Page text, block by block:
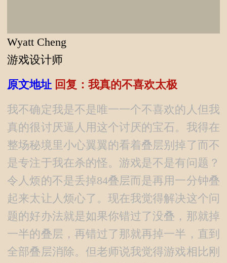
Wyatt Cheng
游戏设计师
原文地址 回复：我真的不喜欢太极
我不确定我是不是唯一一个不喜欢的人但我
真的很讨厌逼人用这个讨厌的宝石。我得在
整场秘境里小心翼翼的看着叠层别掉了而不
是专注于我在杀的怪。游戏是不是有问题？
令人烦的不是丢掉84叠层而是再用一分钟叠
起来太让人烦心了。现在我觉得解决这个问
题的好办法就是如果你错过了没叠，那就掉
一半的叠层，再错过了那就再掉一半，直到
全部叠层消除。但老师说我觉得游戏相比刚